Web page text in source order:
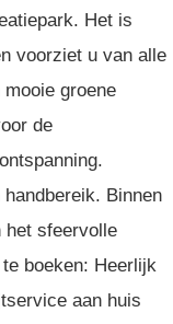
Het is
voorziet u van alle
groene
de
Binnen
het sfeervolle
boeken: Heerlijk
aan huis